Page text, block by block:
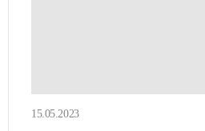
15.05.2023